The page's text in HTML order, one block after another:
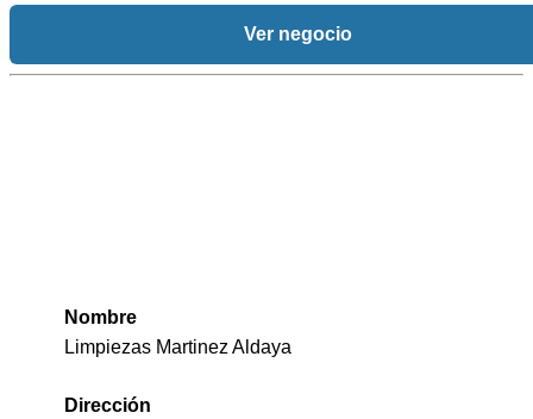
Ver negocio
Nombre
Limpiezas Martinez Aldaya
Dirección